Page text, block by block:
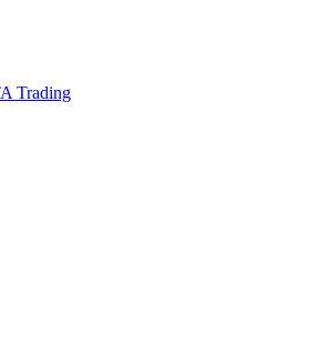
Trading